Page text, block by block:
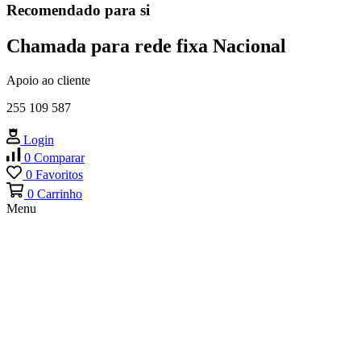
Recomendado para si
Chamada para rede fixa Nacional
Apoio ao cliente
255 109 587
Login
0 Comparar
0 Favoritos
0 Carrinho
Menu